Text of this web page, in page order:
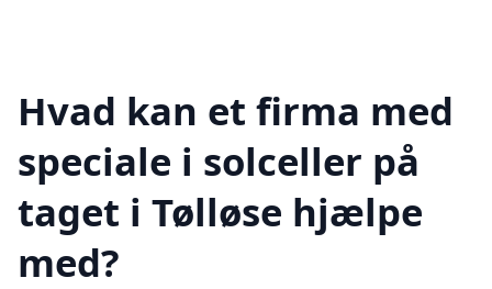
Hvad kan et firma med
speciale i solceller på
taget i Tølløse hjælpe
med?